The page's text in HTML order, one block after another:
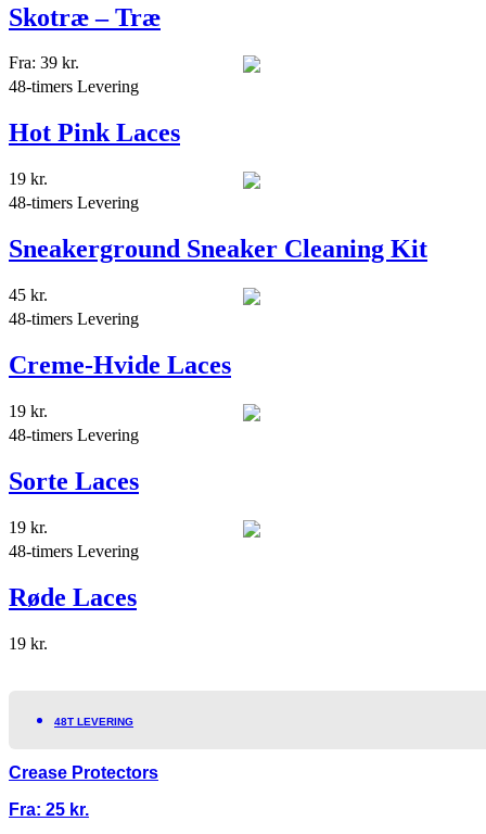
Skotræ – Træ
Fra: 39 kr.
48-timers Levering
Hot Pink Laces
19 kr.
48-timers Levering
Sneakerground Sneaker Cleaning Kit
45 kr.
48-timers Levering
Creme-Hvide Laces
19 kr.
48-timers Levering
Sorte Laces
19 kr.
48-timers Levering
Røde Laces
19 kr.
48T LEVERING
Crease Protectors
Fra: 25 kr.